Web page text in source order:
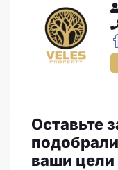
Оставьте
ваши цели